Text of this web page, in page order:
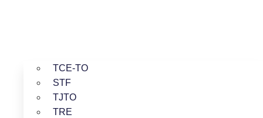
TCE-TO
STF
TJTO
TRE